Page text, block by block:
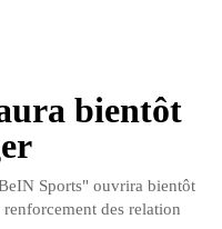
bientôt
Sports" ouvrira bientôt
des relation